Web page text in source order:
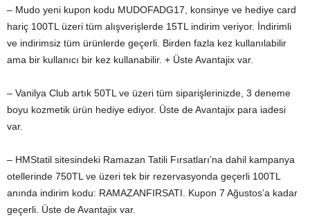
– Mudo yeni kupon kodu MUDOFADG17, konsinye ve hediye card
hariç 100TL üzeri tüm alışverişlerde 15TL indirim veriyor. İndirimli
ve indirimsiz tüm ürünlerde geçerli. Birden fazla kez kullanılabilir
ama bir kullanıcı bir kez kullanabilir. + Üste Avantajix var.
– Vanilya Club artık 50TL ve üzeri tüm siparişlerinizde, 3 deneme
boyu kozmetik ürün hediye ediyor. Üste de Avantajix para iadesi
var.
– HMStatil sitesindeki Ramazan Tatili Fırsatları’na dahil kampanya
otellerinde 750TL ve üzeri tek bir rezervasyonda geçerli 100TL
anında indirim kodu: RAMAZANFIRSATI. Kupon 7 Ağustos’a kadar
geçerli. Üste de Avantajix var.